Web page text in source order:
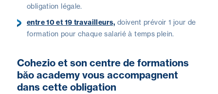
obligation légale.
entre 10 et 19 travailleurs, doivent prévoir 1 jour de
formation pour chaque salarié à temps plein.
Cohezio et son centre de formations
băo academy vous accompagnent
dans cette obligation